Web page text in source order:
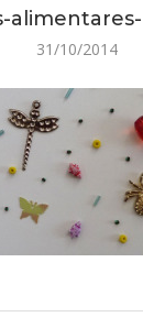
31/10/2014